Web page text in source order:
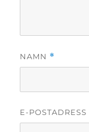
NAMN *
E-POSTADRESS